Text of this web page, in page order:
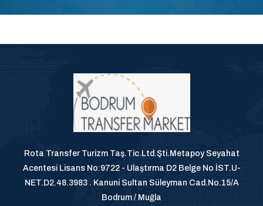
Rota Transfer Turizm Taş.Tic.Ltd.Şti.Metapoy Seyahat
Acentesi Lisans No:9722 - Ulaştırma D2 Belge No İST.U-
NET.D2.48.3983 . Kanuni Sultan Süleyman Cad.No.15/A
Bodrum / Muğla